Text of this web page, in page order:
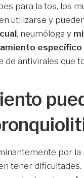
para la tos, los
utilizarse y
, neumóloga y
específico
de antivirales que
por la
tener dificultades.